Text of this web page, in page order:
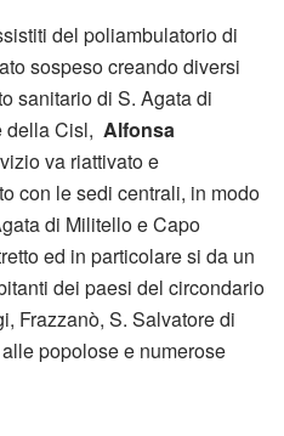
del poliambulatorio di
sospeso creando diversi
sanitario di S. Agata di
della Cisl, Alfonsa
va riattivato e
con le sedi centrali, in modo
di Militello e Capo
ed in particolare si da un
dei paesi del circondario
Frazzanò, S. Salvatore di
popolose e numerose